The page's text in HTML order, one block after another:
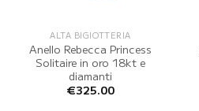
ALTA BIGIOTTERIA
Anello Rebecca Princess
Solitaire in oro 18kt e
diamanti
€325.00